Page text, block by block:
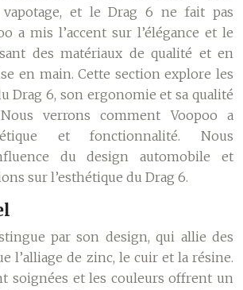
vapotage, et le Drag 6 ne fait pas
a mis l’accent sur l’élégance et le
des matériaux de qualité et en
en main. Cette section explore les
Drag 6, son ergonomie et sa qualité
verrons comment Voopoo a
et fonctionnalité. Nous
du design automobile et
sur l’esthétique du Drag 6.
par son design, qui allie des
l’alliage de zinc, le cuir et la résine.
soignées et les couleurs offrent un